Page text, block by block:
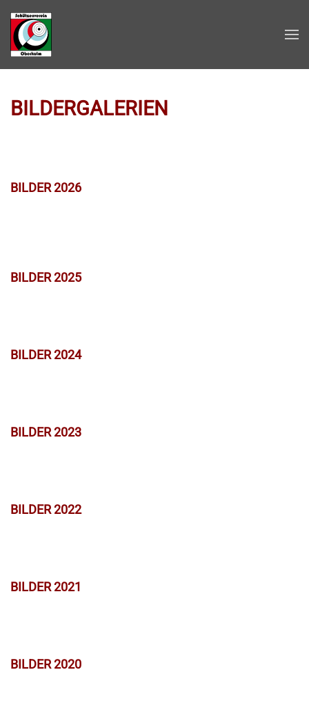
Zum Hauptinhalt springen
BILDERGALERIEN
BILDER 2026
BILDER 2025
BILDER 2024
BILDER 2023
BILDER 2022
BILDER 2021
BILDER 2020